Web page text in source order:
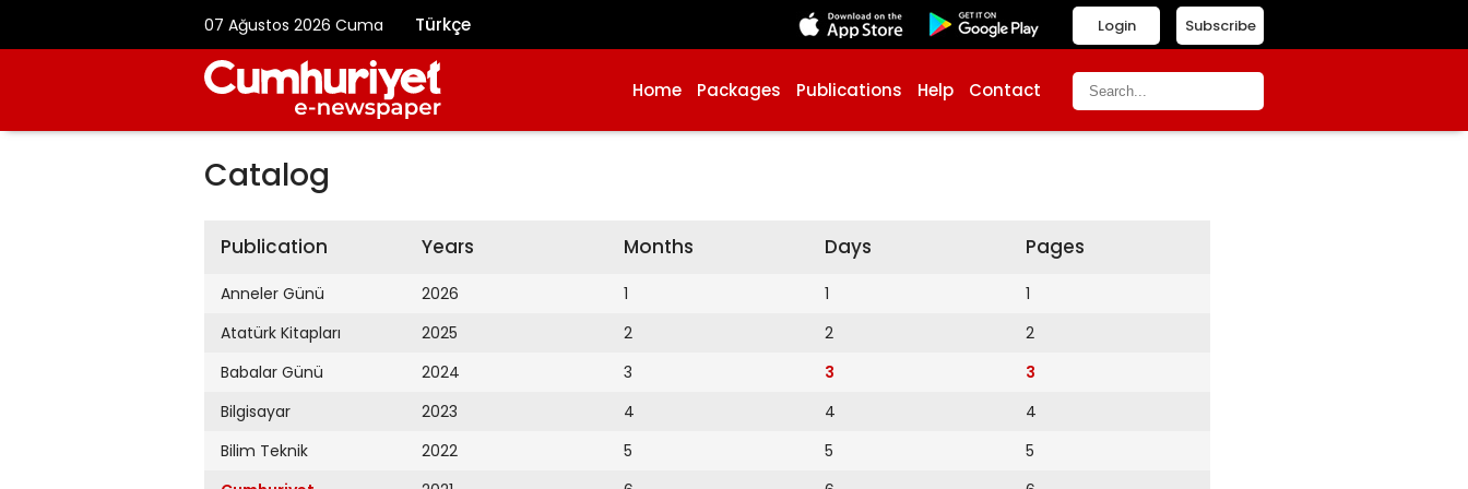
07 Ağustos 2026 Cuma Türkçe Subscribe
Login
Home Packages Publications Help Contact
Catalog
Publication
Anneler Günü
Atatürk Kitapları
Babalar Günü
Bilgisayar
Bilim Teknik
Years
2026
2025
2024
2023
2022
Months
1
2
3
4
5
Days
1
2
3
4
5
Pages
1
2
3
4
5